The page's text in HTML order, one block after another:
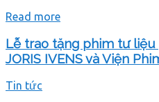
Read more
Lễ trao tặng phim tư
JORIS IVENS và Viện
Tin tức